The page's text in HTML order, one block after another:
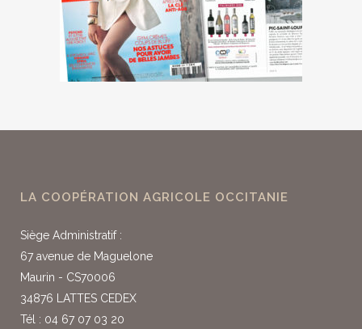
LA COOPÉRATION AGRICOLE OCCITANIE
Siège Administratif :
67 avenue de Maguelone
Maurin - CS70006
34876 LATTES CEDEX
Tél : 04 67 07 03 20